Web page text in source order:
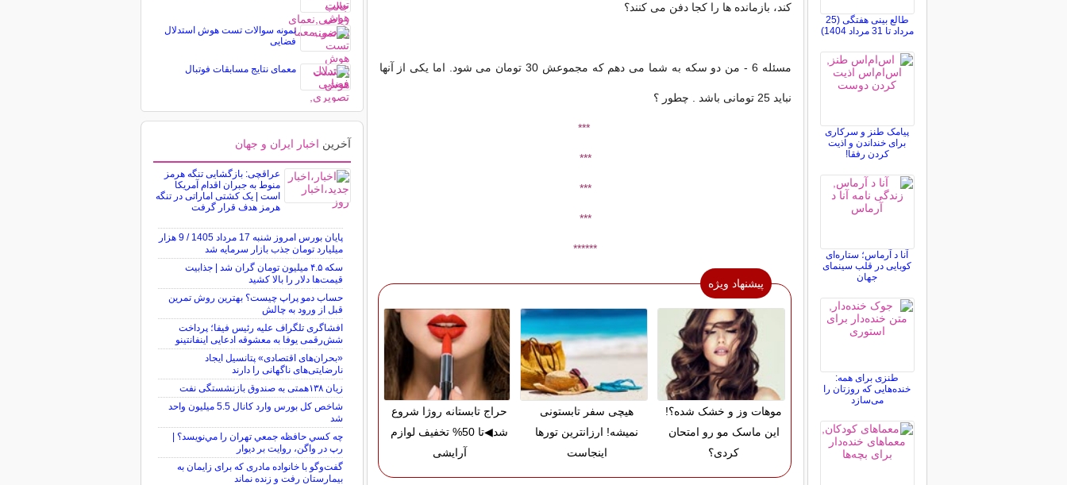
کند، بازمانده ها را کجا دفن می کنند؟
مسئله 6 - من دو سکه به شما می دهم که مجموعش 30 تومان می شود. اما یکی از آنها
نباید 25 تومانی باشد . چطور ؟
***
***
***
***
***
***
پیشنهاد ویژه
موهات وز و خشک شده؟!
این ماسک مو رو امتحان
کردی؟
هیچی سفر تابستونی
نمیشه! ارزانترین تورها
اینجاست
حراج تابستانه روژا شروع
شد◀تا 50% تخفیف لوازم
آرایشی
طالع بینی هفتگی (25
مرداد تا 31 مرداد 1404)
پیامک طنز و سرکاری
برای خنداندن و اذیت
کردن رفقا!
آنا د آرماس؛ ستاره‌ای
کوبایی در قلب سینمای
جهان
طنزی برای همه:
خنده‌هایی که روزتان را
می‌سازد
نمونه سوالات تست هوش استدلال
فضایی
معمای نتایج مسابقات فوتبال
آخرین اخبار ایران و جهان
عراقچی: بازگشایی تنگه هرمز
منوط به جبران اقدام آمریکا
است | یک کشتی اماراتی در تنگه
هرمز هدف قرار گرفت
پایان بورس امروز شنبه 17 مرداد 1405 / 9 هزار
میلیارد تومان جذب بازار سرمایه شد
سکه ۴.۵ میلیون تومان گران شد | جذابیت
قیمت‌ها دلار را بالا کشید
حساب دمو پراپ چیست؟ بهترین روش تمرین
قبل از ورود به چالش
افشاگری تلگراف علیه رئیس فیفا؛ پرداخت
شش‌رقمی یوفا به معشوقه ادعایی اینفانتینو
«بحران‌های اقتصادی» پتانسیل ایجاد
نارضایتی‌های ناگهانی را دارند
زیان ۱۳۸همتی به صندوق بازنشستگی نفت
شاخص کل بورس وارد کانال 5.5 میلیون واحد
شد
چه كسي حافظه جمعي تهران را مي‌نويسد؟ |
رپ در واگن، روايت بر ديوار
گفت‌وگو با خانواده مادری که برای زایمان به
بیمارستان رفت و زنده نماند